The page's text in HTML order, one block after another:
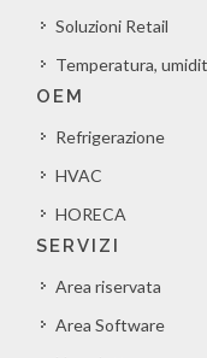
Soluzioni Retail
Temperatura,
OEM
Refrigerazione
HVAC
HORECA
SERVIZI
Area riservata
Area Software